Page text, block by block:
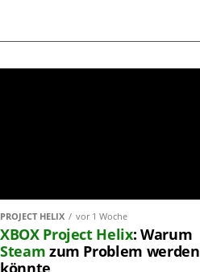
PROJECT HELIX vor 1 Woche
XBOX Project Helix: Warum
Steam zum Problem werden
könnte